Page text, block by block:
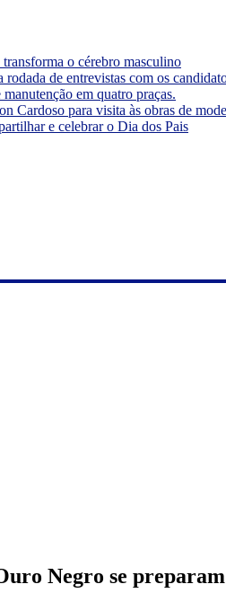
o cérebro masculino
de entrevistas com os
em quatro praças.
Cardoso para visita às obras de
e celebrar o Dia dos Pais
Negro se